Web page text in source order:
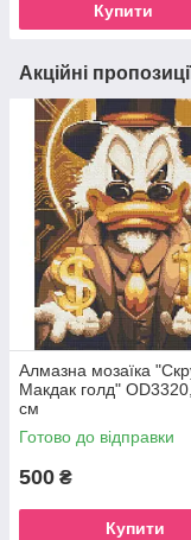
Купити
Акційні
Алмазна мозаїка
Макдак голд"
см
Готово до відправки
500 ₴
Купити